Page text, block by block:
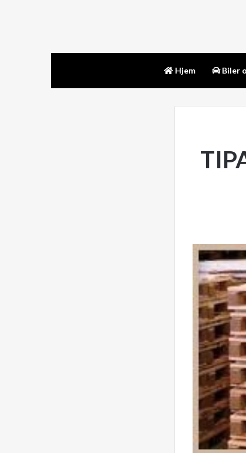
Hjem Biler